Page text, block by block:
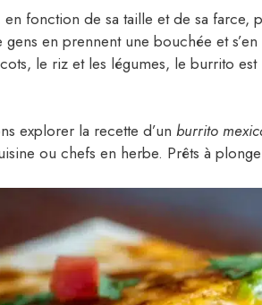
en fonction de sa taille et de sa farce,
en prennent une bouchée et
le riz et les légumes, le burrito
explorer la recette d’un burrito
ou chefs en herbe. Prêts à